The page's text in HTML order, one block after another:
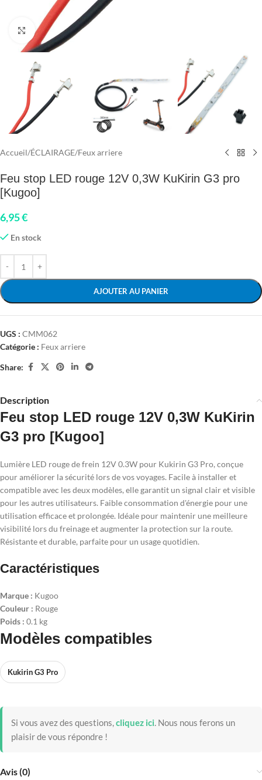
Click to enlarge
Accueil/ÉCLAIRAGE/Feux arriere
Feu stop LED rouge 12V 0,3W KuKirin G3 pro
[Kugoo]
6,95€
En stock
AJOUTER AU PANIER
UGS : CMM062
Catégorie : Feux arriere
Share:
Description
Feu stop LED rouge 12V 0,3W KuKirin
G3 pro [Kugoo]
Lumière LED rouge de frein 12V 0.3W pour Kukirin G3 Pro, conçue
pour améliorer la sécurité lors de vos voyages. Facile à installer et
compatible avec les deux modèles, elle garantit un signal clair et visible
pour les autres utilisateurs. Faible consommation d'énergie pour une
utilisation efficace et prolongée. Idéale pour maintenir une meilleure
visibilité lors du freinage et augmenter la protection sur la route.
Résistante et durable, parfaite pour un usage quotidien.
Caractéristiques
Marque : Kugoo
Couleur : Rouge
Poids : 0.1 kg
Modèles compatibles
Kukirin G3 Pro
Si vous avez des questions,cliquez ici. Nous nous ferons un
plaisir de vous répondre !
Avis (0)